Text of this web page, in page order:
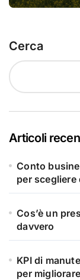
Cerca
Articoli
Conto
per
Cos’è un
davvero
KPI di
per